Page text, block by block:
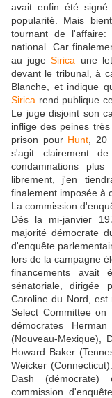
avait enfin été signé
popularité. Mais
tournant de
national. Car
au jugeSirica une
devant le tribunal, à
Blanche, et indique
Sirica rend publique
Le juge disjoint son
inflige des peines
prison pour Hunt ,
s'agit clairement
condamnations
librement, j'en
finalement imposée à
La commission
Dès la mi-janvier
majorité démocrate
d'enquête
lors de la campagne
financements avait
sénatoriale, dirigée
Caroline du Nord,
Select Committee on
démocrates
(Nouveau-Mexique),
Howard Baker
Weicker
Dash
commission